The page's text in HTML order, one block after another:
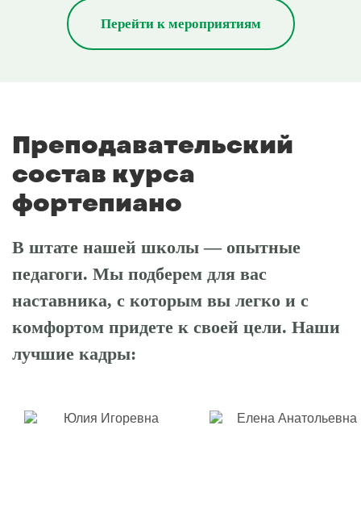
Перейти к мероприятиям
Преподавательский
состав курса
фортепиано
В штате нашей школы — опытные
педагоги. Мы подберем для вас
наставника, с которым вы легко и с
комфортом придете к своей цели. Наши
лучшие кадры: